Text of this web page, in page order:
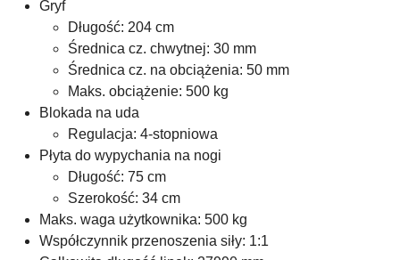
Gryf
Długość: 204 cm
Średnica cz. chwytnej: 30 mm
Średnica cz. na obciążenia: 50 mm
Maks. obciążenie: 500 kg
Blokada na uda
Regulacja: 4-stopniowa
Płyta do wypychania na nogi
Długość: 75 cm
Szerokość: 34 cm
Maks. waga użytkownika: 500 kg
Współczynnik przenoszenia siły: 1:1